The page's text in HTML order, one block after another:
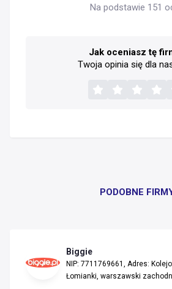
Na podstawie 151
Jak oceniasz tę
Twoja opinia się dla
PODOBNE
Biggie
NIP: 7711769661, Adres:
Łomianki, warszawski